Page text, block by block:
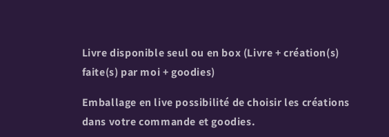
Livre disponible seul ou en box (Livre + création(s)
faite(s) par moi + goodies)
Emballage en live possibilité de choisir les créations
dans votre commande et goodies.